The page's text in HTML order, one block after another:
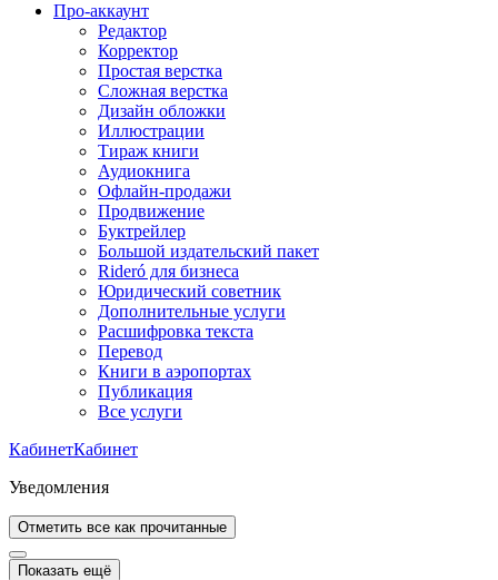
Про-аккаунт
Редактор
Корректор
Простая верстка
Сложная верстка
Дизайн обложки
Иллюстрации
Тираж книги
Аудиокнига
Офлайн-продажи
Продвижение
Буктрейлер
Большой издательский пакет
Rideró для бизнеса
Юридический советник
Дополнительные услуги
Расшифровка текста
Перевод
Книги в аэропортах
Публикация
Все услуги
КабинетКабинет
Уведомления
Отметить все как прочитанные
Показать ещё